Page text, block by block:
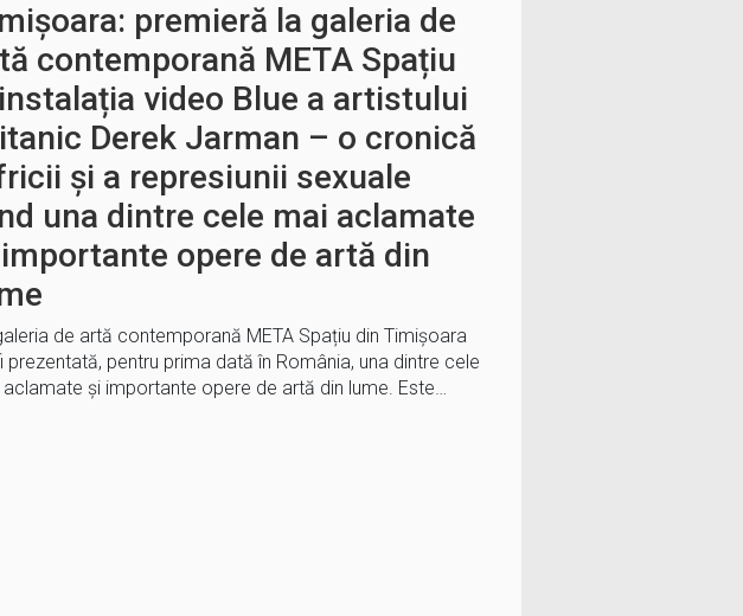
premieră la galeria de
contemporană META Spațiu
video Blue a artistului
Derek Jarman – o cronică
și a represiunii sexuale
una dintre cele mai aclamate
opere de artă din
de artă contemporană META Spațiu din Timișoara
prezentată, pentru prima dată în România, una dintre cele
aclamate și importante opere de artă din lume. Este…